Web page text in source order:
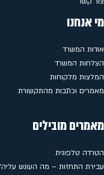
מי אנחנו
אודות המשרד
הצלחות המשרד
המלצות מלקוחות
מאמרים וכתבות מהתקשורת
מאמרים מובילים
הטרדה טלפונית
עבירת התחזות – מה העונש